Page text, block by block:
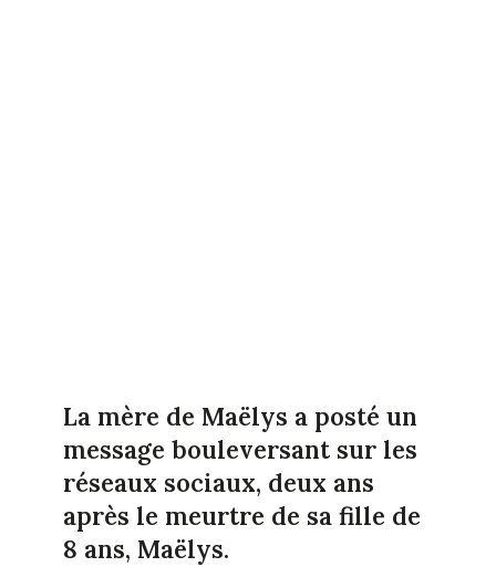
La mère de Maëlys a posté un
message bouleversant sur les
réseaux sociaux, deux ans
après le meurtre de sa fille de
8 ans, Maëlys.